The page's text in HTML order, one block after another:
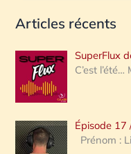
c
e
r
c
h
e
Articles récents
SuperFlux
C’est l’été…
Épisode 17
Prénom :